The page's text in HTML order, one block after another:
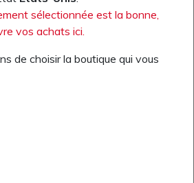
sélectionnée est la bonne,
vos achats ici.
de choisir la boutique qui vous